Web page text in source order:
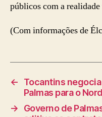
públicos com a
(Com informações de
←
Tocantins
Palmas para o
→
Governo de